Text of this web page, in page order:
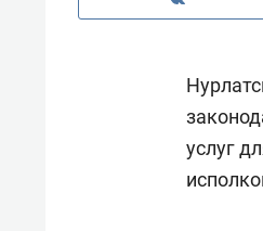
услуг
Рекомендуем
Как ГК «МИР